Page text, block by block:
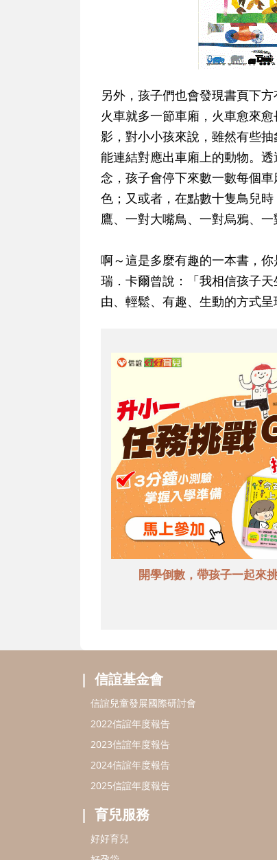
另外，孩子們也會發現書頁下
火車就多一節車廂，火車愈來
影，對小小孩來說，雖然有些
能連結對應出車廂上的動物。
念，孩子會停下來數一數每個
色；又或者，在點數十隻鳥兒
鷹、一對大嘴鳥、一對烏鴉、一
啊～這是多麼有趣的一本書，
瑞．卡爾曾說：「我相信孩子
由、輕鬆、有趣、生動的方式
開學倒數，帶孩子一起來
信誼基金會
信誼兒童發展國際研討會
2022信誼年度報告
2023信誼年度報告
2024信誼年度報告
2025信誼年度報告
育兒服務
好好育兒